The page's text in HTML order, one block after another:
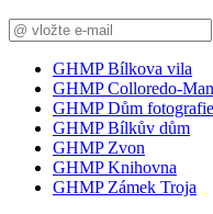
GHMP Bílkova vila
GHMP Colloredo-
GHMP Dům fotografie
GHMP Bílkův dům
GHMP Zvon
GHMP Knihovna
GHMP Zámek Troja